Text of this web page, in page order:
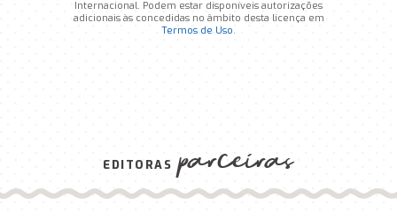
Internacional. Podem estar disponíveis autorizações
adicionais às concedidas no âmbito desta licença em
Termos de Uso.
EDITORAS parceiras